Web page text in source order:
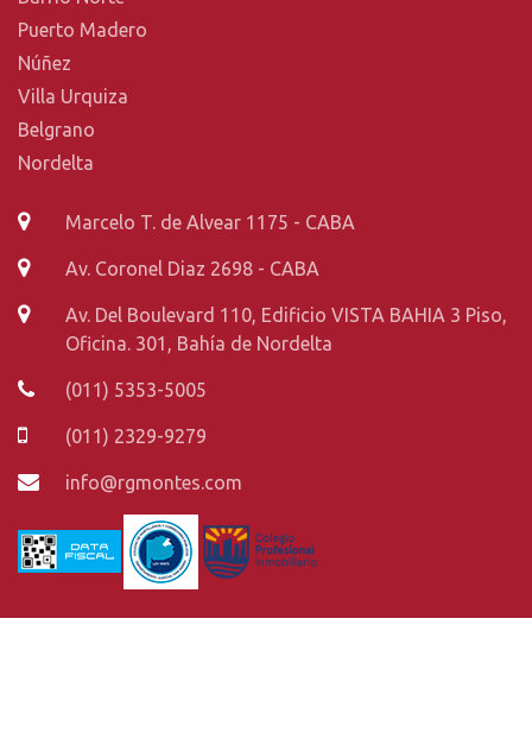
Puerto Madero
Núñez
Villa Urquiza
Belgrano
Nordelta
Marcelo T. de Alvear 1175 - CABA
Av. Coronel Diaz 2698 - CABA
Av. Del Boulevard 110, Edificio VISTA BAHIA 3 Piso,
Oficina. 301, Bahía de Nordelta
(011) 5353-5005
(011) 2329-9279
info@rgmontes.com